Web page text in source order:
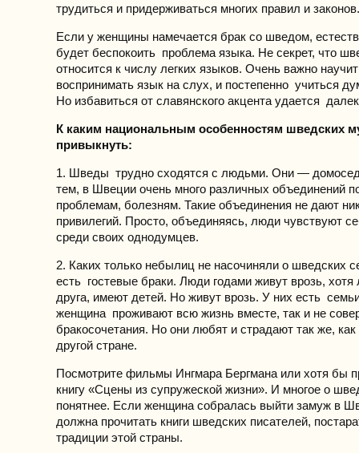
трудиться и придерживаться многих правил и законов.
Если у женщины намечается брак со шведом,
будет беспокоить проблема языка. Не секрет, что
относится к числу легких языков. Очень важно
воспринимать язык на слух, и постепенно учиться
Но избавиться от славянского акцента удается
К каким национальным особенностям шведских
привыкнуть:
1. Шведы трудно сходятся с людьми. Они —
тем, в Швеции очень много различных объединений
проблемам, болезням. Такие объединения не дают
привилегий. Просто, объединяясь, люди чувствуют
среди своих однодумцев.
2. Каких только небылиц не насочиняли о шведских
есть гостевые браки. Люди годами живут врозь, хотя
друга, имеют детей. Но живут врозь. У них есть
женщина проживают всю жизнь вместе, так и не
бракосочетания. Но они любят и страдают так же,
другой стране.
Посмотрите фильмы Ингмара Бергмана или хотя бы
книгу «Сцены из супружеской жизни». И многое о
понятнее. Если женщина собралась выйти замуж в
должна прочитать книги шведских писателей,
традиции этой страны.